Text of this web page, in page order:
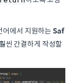
어에서 지원하는Saf
씬 간결하게 작성할